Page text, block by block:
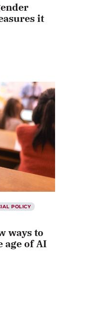
it
POLICY
ways to
age of AI